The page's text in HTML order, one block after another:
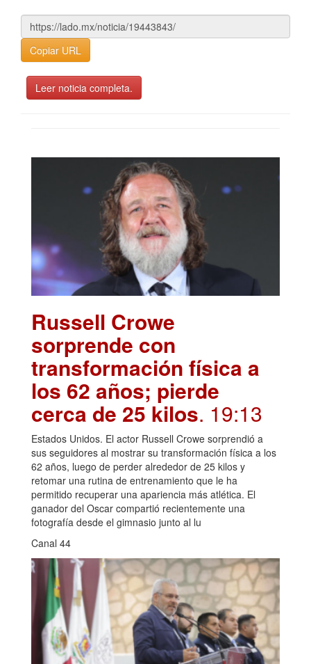
Copiar URL
Leer noticia completa.
Russell Crowe
sorprende con
transformación física a
los 62 años; pierde
cerca de 25 kilos. 19:13
Estados Unidos. El actor Russell Crowe sorprendió a
sus seguidores al mostrar su transformación física a los
62 años, luego de perder alrededor de 25 kilos y
retomar una rutina de entrenamiento que le ha
permitido recuperar una apariencia más atlética. El
ganador del Oscar compartió recientemente una
fotografía desde el gimnasio junto al lu
Canal 44